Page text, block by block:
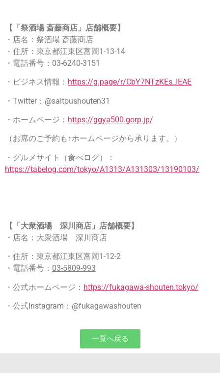
【「祭酒場 斎藤商店」店舗概要】
・店名：祭酒場 斎藤商店
・住所：東京都江東区富岡1-13-14
・電話番号：03-6240-3151
・ビジネス情報： https://g.page/r/CbY7NTzKEs_IEAE
・Twitter：@saitoushouten31
・ホームページ： https://ggya500.gorp.jp/
（お席のご予約も↑ホームページから承ります。）
・グルメサイト（食べログ）：
https://tabelog.com/tokyo/A1313/A131303/13190103/
​【「大衆酒場 深川商店」店舗概要】
・店名：大衆酒場 深川商店
・住所：東京都江東区富岡1-12-2
・電話番号： 03-5809-993
・公式ホームページ： https://fukagawa-shouten.tokyo/
・公式Instagram：@fukagawashouten
一覧へ戻る